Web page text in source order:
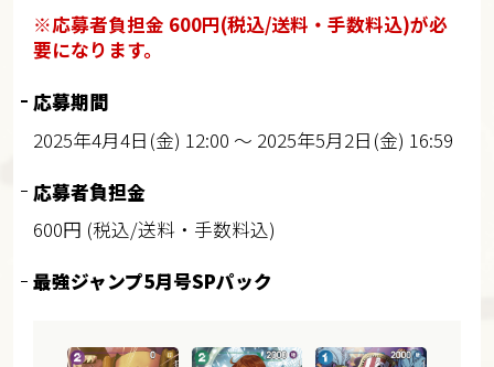
※応募者負担金 600円(税込/送料・手数料込)が必
要になります。
応募期間
2025年4月4日(金) 12:00 ～ 2025年5月2日(金) 16:59
応募者負担金
600円 (税込/送料・手数料込)
最強ジャンプ5月号SPパック